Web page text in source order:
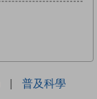
| 普及科學